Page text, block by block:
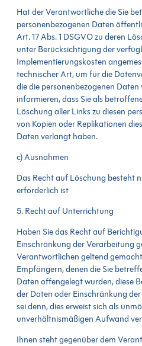
Hat der Verantwortliche die Sie
personenbezogenen Daten
Art. 17 Abs. 1 DSGVO zu deren
unter Berücksichtigung der
Implementierungskosten
technischer Art, um für die
die die personenbezogenen
informieren, dass Sie als
Löschung aller Links zu diesen
von Kopien oder Replikationen
Daten verlangt haben.
c) Ausnahmen
Das Recht auf Löschung besteht
erforderlich ist
5. Recht auf Unterrichtung
Haben Sie das Recht auf
Einschränkung der Verarbeitung
Verantwortlichen geltend
Empfängern, denen die Sie
Daten offengelegt wurden, diese
der Daten oder Einschränkung
sei denn, dies erweist sich als
unverhältnismäßigen Aufwand
Ihnen steht gegenüber dem